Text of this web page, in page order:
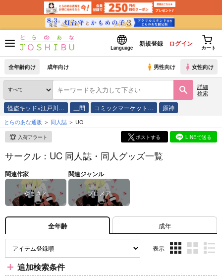
Language
新規登録 ログイン
カート
全年齢向け 成年向け 男性向け 女性向け
詳細
検索
怪盗キッド×江戸川… 三間 コミックマーケット… 原神
とらのあな通販 同人誌 UC
入荷アラート ポストする LINEで送る
サークル：UC 同人誌・同人グッズ一覧
関連作家
やまさと
関連ジャンル
プロメア
全年齢 成年
表示
ム
ム
ム
追加検索条件